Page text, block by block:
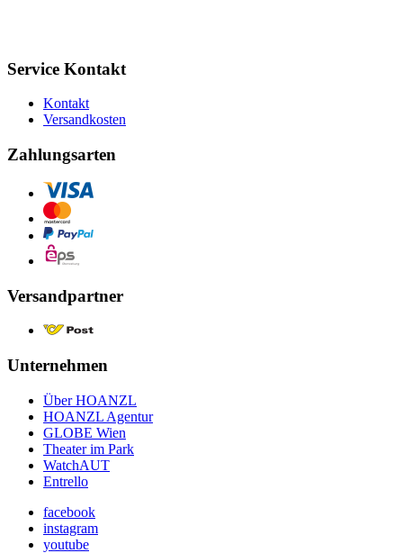
Service Kontakt
Kontakt
Versandkosten
Zahlungsarten
Versandpartner
Unternehmen
Über HOANZL
HOANZL Agentur
GLOBE Wien
Theater im Park
WatchAUT
Entrello
facebook
instagram
youtube